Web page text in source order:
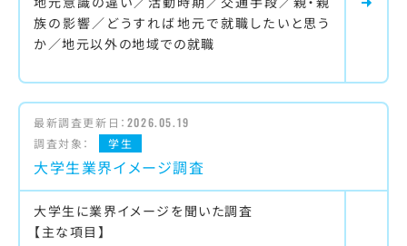
族の影響／どうすれば地元で就職したいと思う
か／地元以外の地域での就職
最新調査更新日： 2026.05.19
調査対象：
学生
大学生業界イメージ調査
大学生に業界イメージを聞いた調査
【主な項目】